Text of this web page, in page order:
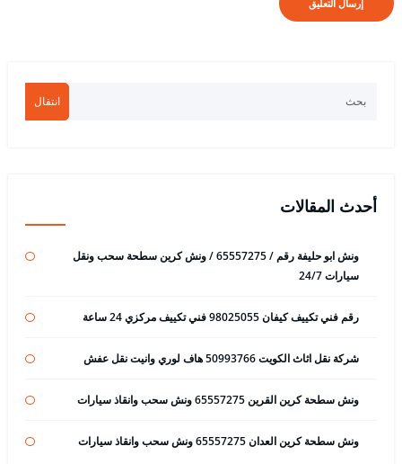
انتقال
أحدث المقالات
ونش ابو حليفة رقم / 65557275 / ونش كرين سطحة سحب ونقل
سيارات 24/7
رقم فني تكييف كيفان 98025055 فني تكييف مركزي 24 ساعة
شركة نقل اثاث الكويت 50993766 هاف لوري وانيت نقل عفش
ونش سطحة كرين القرين 65557275 ونش سحب وانقاذ سيارات
ونش سطحة كرين العدان 65557275 ونش سحب وانقاذ سيارات